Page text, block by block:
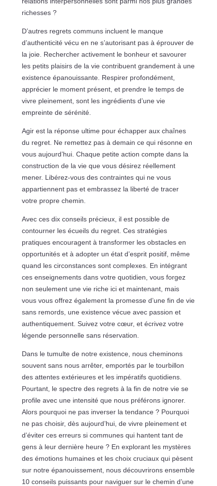
richesses ?
D’autres regrets communs incluent le manque
d’authenticité vécu en ne s’autorisant pas à éprouver de
la joie. Rechercher activement le bonheur et savourer
les petits plaisirs de la vie contribuent grandement à une
existence épanouissante. Respirer profondément,
apprécier le moment présent, et prendre le temps de
vivre pleinement, sont les ingrédients d’une vie
empreinte de sérénité.
Agir est la réponse ultime pour échapper aux chaînes
du regret. Ne remettez pas à demain ce qui résonne en
vous aujourd’hui. Chaque petite action compte dans la
construction de la vie que vous désirez réellement
mener. Libérez-vous des contraintes qui ne vous
appartiennent pas et embrassez la liberté de tracer
votre propre chemin.
Avec ces dix conseils précieux, il est possible de
contourner les écueils du regret. Ces stratégies
pratiques encouragent à transformer les obstacles en
opportunités et à adopter un état d’esprit positif, même
quand les circonstances sont complexes. En intégrant
ces enseignements dans votre quotidien, vous forgez
non seulement une vie riche ici et maintenant, mais
vous vous offrez également la promesse d’une fin de vie
sans remords, une existence vécue avec passion et
authentiquement. Suivez votre cœur, et écrivez votre
légende personnelle sans réservation.
Dans le tumulte de notre existence, nous cheminons
souvent sans nous arrêter, emportés par le tourbillon
des attentes extérieures et les impératifs quotidiens.
Pourtant, le spectre des regrets à la fin de notre vie se
profile avec une intensité que nous préférons ignorer.
Alors pourquoi ne pas inverser la tendance ? Pourquoi
ne pas choisir, dès aujourd’hui, de vivre pleinement et
d’éviter ces erreurs si communes qui hantent tant de
gens à leur dernière heure ? En explorant les mystères
des émotions humaines et les choix cruciaux qui pèsent
sur notre épanouissement, nous découvrirons ensemble
10 conseils puissants pour naviguer sur le chemin d’une